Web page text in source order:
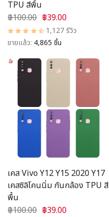
TPU สีพื้น
฿100.00 ฿39.00
1,127 รีวิว
ขายแล้ว: 4,865 ชิ้น
เคส Vivo Y12 Y15 2020 Y17
เคสซิลิโคนนิ่ม กันกล้อง TPU สี
พื้น
฿100.00 ฿39.00